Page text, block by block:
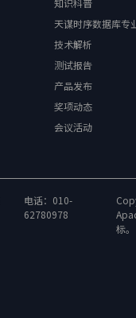
知识科普
天谋时序数据库专
技术解析
测试报告
产品发布
奖项动态
会议活动
电话：010-
62780978
标。